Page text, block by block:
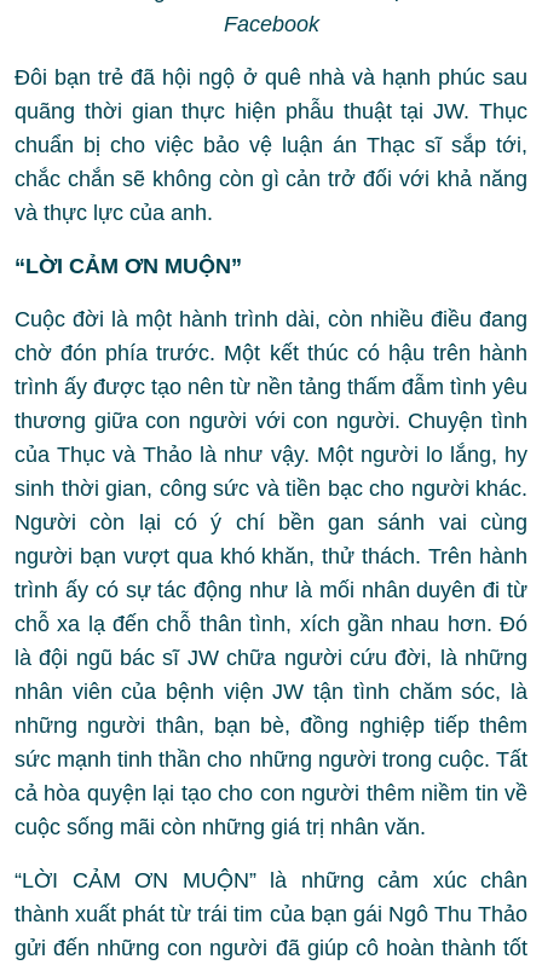
Facebook
Đôi bạn trẻ đã hội ngộ ở quê nhà và hạnh phúc sau
quãng thời gian thực hiện phẫu thuật tại JW. Thục
chuẩn bị cho việc bảo vệ luận án Thạc sĩ sắp tới,
chắc chắn sẽ không còn gì cản trở đối với khả năng
và thực lực của anh.
“LỜI CẢM ƠN MUỘN”
Cuộc đời là một hành trình dài, còn nhiều điều đang
chờ đón phía trước. Một kết thúc có hậu trên hành
trình ấy được tạo nên từ nền tảng thấm đẫm tình yêu
thương giữa con người với con người. Chuyện tình
của Thục và Thảo là như vậy. Một người lo lắng, hy
sinh thời gian, công sức và tiền bạc cho người khác.
Người còn lại có ý chí bền gan sánh vai cùng
người bạn vượt qua khó khăn, thử thách. Trên hành
trình ấy có sự tác động như là mối nhân duyên đi từ
chỗ xa lạ đến chỗ thân tình, xích gần nhau hơn. Đó
là đội ngũ bác sĩ JW chữa người cứu đời, là những
nhân viên của bệnh viện JW tận tình chăm sóc, là
những người thân, bạn bè, đồng nghiệp tiếp thêm
sức mạnh tinh thần cho những người trong cuộc. Tất
cả hòa quyện lại tạo cho con người thêm niềm tin về
cuộc sống mãi còn những giá trị nhân văn.
“LỜI CẢM ƠN MUỘN” là những cảm xúc chân
thành xuất phát từ trái tim của bạn gái Ngô Thu Thảo
gửi đến những con người đã giúp cô hoàn thành tốt